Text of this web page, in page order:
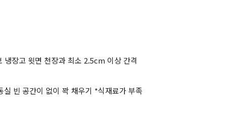
장고 윗면 천장과 최소 2.5cm 이상 간격
빈 공간이 없이 꽉 채우기 *식재료가 부족